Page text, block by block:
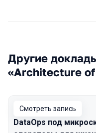
Другие
«Architecture
Смотреть запись
DataOps под